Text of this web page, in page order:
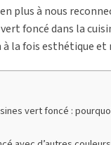
plus à nous
foncé dans la
la fois esthétique
vert foncé :